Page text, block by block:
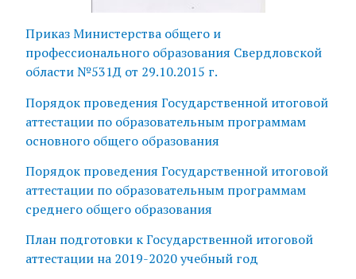
Приказ Министерства общего и
профессионального образования Свердловской
области №531Д от 29.10.2015 г.
Порядок проведения Государственной итоговой
аттестации по образовательным программам
основного общего образования
Порядок проведения Государственной итоговой
аттестации по образовательным программам
среднего общего образования
План подготовки к Государственной итоговой
аттестации на 2019-2020 учебный год